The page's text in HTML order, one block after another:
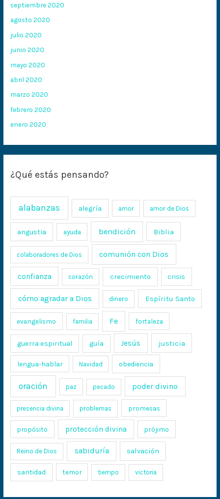
septiembre 2020
agosto 2020
julio 2020
junio 2020
mayo 2020
abril 2020
marzo 2020
febrero 2020
enero 2020
¿Qué estás pensando?
alabanzas alegría amor amor de Dios
angustia ayuda bendición Biblia
colaboradores de Dios comunión con Dios
confianza corazón crecimiento crisis
cómo agradar a Dios dinero Espíritu Santo
evangelismo familia Fe fortaleza
guerra espiritual guía Jesús justicia
lengua-hablar Navidad obediencia
oración paz pecado poder divino
presencia divina problemas promesas
propósito protección divina prójimo
Reino de Dios sabiduría salvación
santidad temor tiempo victoria